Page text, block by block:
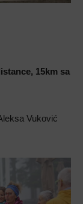
15km sa
Vuković